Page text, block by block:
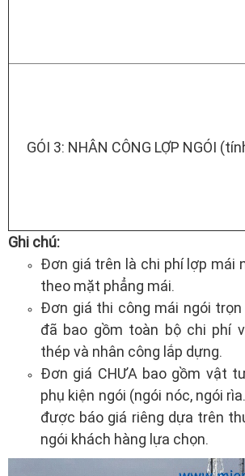
GÓI 3: NHÂN CÔNG LỢP NGÓI
Ghi chú:
Đơn giá trên là chi phí lợp mái
theo mặt phẳng mái.
Đơn giá thi công mái ngói trọn
đã bao gồm toàn bộ chi phí
thép và nhân công lắp dựng.
Đơn giá CHƯA bao gồm vật
phụ kiện ngói (ngói nóc, ngói
được báo giá riêng dựa trên
ngói khách hàng lựa chọn.